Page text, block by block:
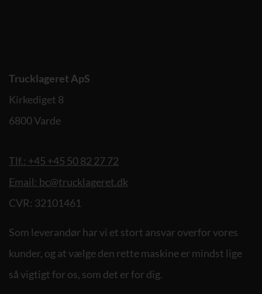
Trucklageret ApS
Kirkediget 8
6800 Varde
Tlf.: +45 +45 50 82 27 72
Email: bc@trucklageret.dk
CVR: 32101461
Som leverandør har vi et stort ansvar overfor vores
kunder, og at vælge den rette maskine er mindst lige
så vigtigt for os, som det er for dig.